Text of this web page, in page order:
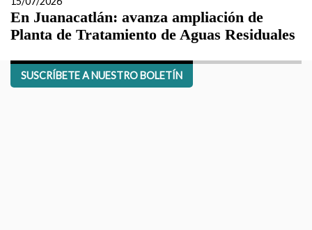
En Juanacatlán: avanza ampliación de
Planta de Tratamiento de Aguas Residuales
SUSCRÍBETE A NUESTRO BOLETÍN